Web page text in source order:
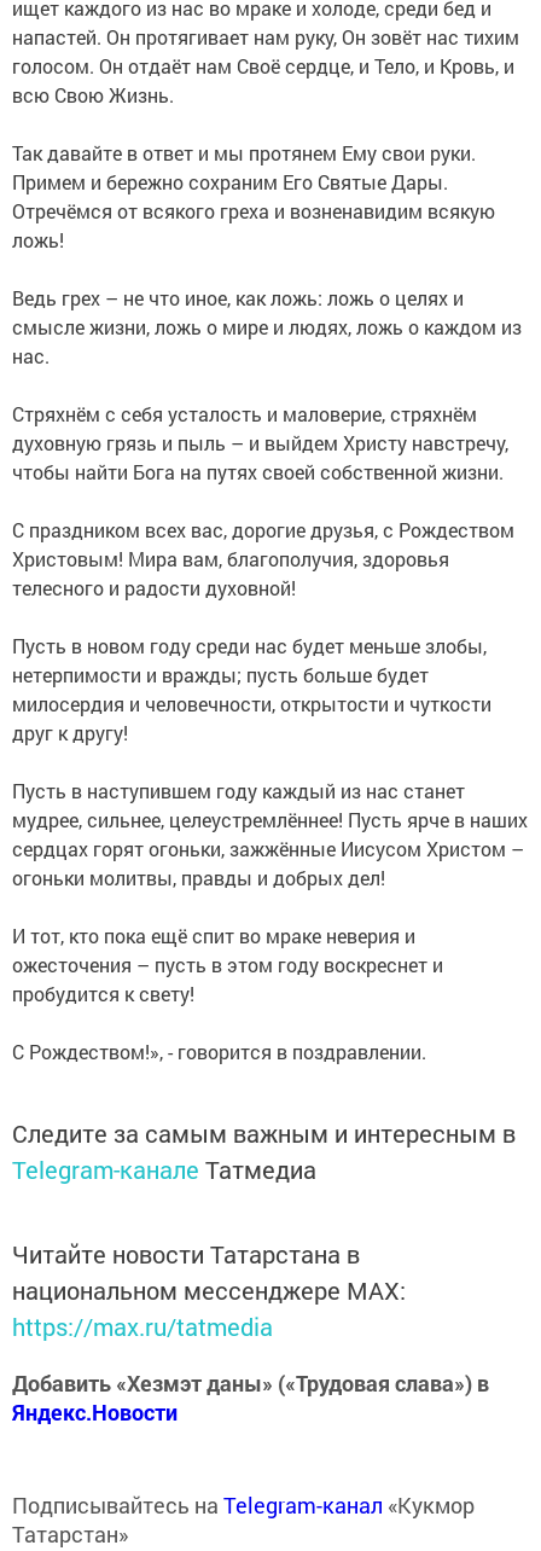
ищет каждого из нас во мраке и холоде, среди бед и
напастей. Он протягивает нам руку, Он зовёт нас тихим
голосом. Он отдаёт нам Своё сердце, и Тело, и Кровь, и
всю Свою Жизнь.
Так давайте в ответ и мы протянем Ему свои руки.
Примем и бережно сохраним Его Святые Дары.
Отречёмся от всякого греха и возненавидим всякую
ложь!
Ведь грех – не что иное, как ложь: ложь о целях и
смысле жизни, ложь о мире и людях, ложь о каждом из
нас.
Стряхнём с себя усталость и маловерие, стряхнём
духовную грязь и пыль – и выйдем Христу навстречу,
чтобы найти Бога на путях своей собственной жизни.
С праздником всех вас, дорогие друзья, с Рождеством
Христовым! Мира вам, благополучия, здоровья
телесного и радости духовной!
Пусть в новом году среди нас будет меньше злобы,
нетерпимости и вражды; пусть больше будет
милосердия и человечности, открытости и чуткости
друг к другу!
Пусть в наступившем году каждый из нас станет
мудрее, сильнее, целеустремлённее! Пусть ярче в наших
сердцах горят огоньки, зажжённые Иисусом Христом –
огоньки молитвы, правды и добрых дел!
И тот, кто пока ещё спит во мраке неверия и
ожесточения – пусть в этом году воскреснет и
пробудится к свету!
С Рождеством!», - говорится в поздравлении.
Следите за самым важным и интересным в
Telegram-канале Татмедиа
Читайте новости Татарстана в
национальном мессенджере MАХ:
https://max.ru/tatmedia
Добавить «Хезмэт даны» («Трудовая слава») в
Яндекс.Новости
Подписывайтесь на Telegram-канал «Кукмор
Татарстан»